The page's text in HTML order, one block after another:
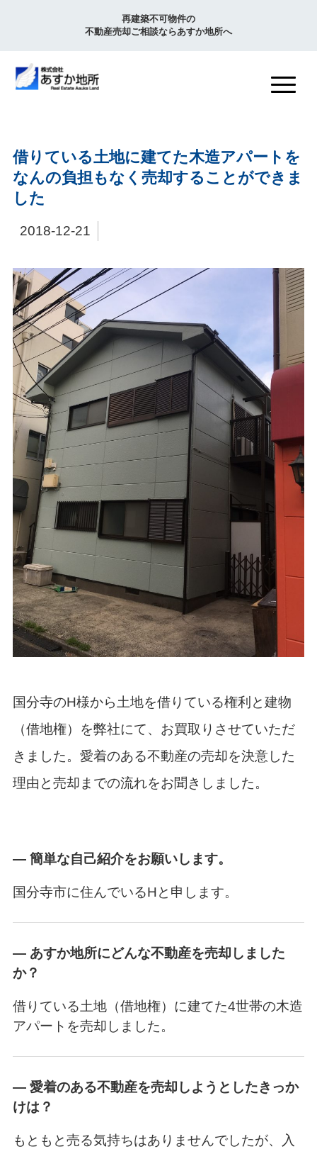
再建築不可物件の
不動産売却ご相談ならあすか地所へ
借りている土地に建てた木造アパートを
なんの負担もなく売却することができま
した
2018-12-21
国分寺のH様から土地を借りている権利と建物
（借地権）を弊社にて、お買取りさせていただ
きました。愛着のある不動産の売却を決意した
理由と売却までの流れをお聞きしました。
― 簡単な自己紹介をお願いします。
国分寺市に住んでいるHと申します。
― あすか地所にどんな不動産を売却しました
か？
借りている土地（借地権）に建てた4世帯の木造
アパートを売却しました。
― 愛着のある不動産を売却しようとしたきっか
けは？
もともと売る気持ちはありませんでしたが、入